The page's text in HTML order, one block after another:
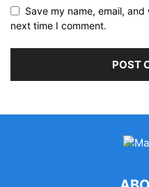
Save my name, email,
next time I comment.